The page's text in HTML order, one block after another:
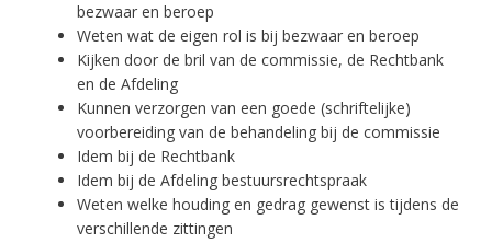
bezwaar en beroep
Weten wat de eigen rol is bij bezwaar en beroep
Kijken door de bril van de commissie, de Rechtbank
en de Afdeling
Kunnen verzorgen van een goede (schriftelijke)
voorbereiding van de behandeling bij de commissie
Idem bij de Rechtbank
Idem bij de Afdeling bestuursrechtspraak
Weten welke houding en gedrag gewenst is tijdens de
verschillende zittingen